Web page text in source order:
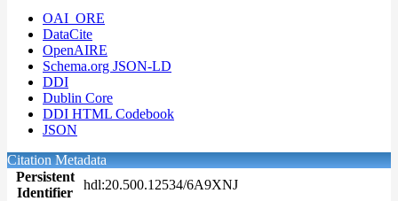
OAI_ORE
DataCite
OpenAIRE
Schema.org JSON-LD
DDI
Dublin Core
DDI HTML Codebook
JSON
Citation Metadata
Persistent
Identifier
hdl:20.500.12534/6A9XNJ